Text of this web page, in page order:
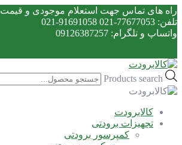
راه های تماس جهت استعلام موجودی و قیمت
تلفن: 77677053-021 91691058-021
واتساپ و تلگرام: 09126387257
Products search
کالابرودت
تجهیزات برودتی
کمپرسور برودتی